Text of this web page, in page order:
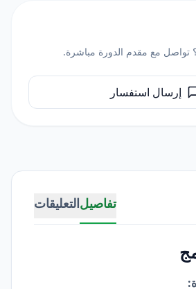
تفاصيلالتعليقات
تواصل مع مقدم الدورة مباشرة.
إرسال استفسار